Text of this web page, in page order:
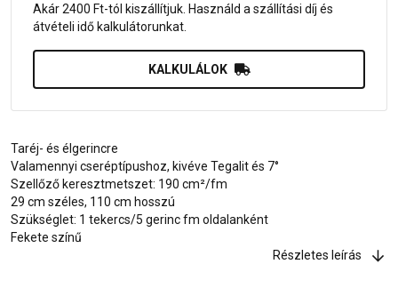
Akár 2400 Ft-tól kiszállítjuk. Használd a szállítási díj és
átvételi idő kalkulátorunkat.
KALKULÁLOK
Taréj- és élgerincre
Valamennyi cseréptípushoz, kivéve Tegalit és 7°
Szellőző keresztmetszet: 190 cm²/fm
29 cm széles, 110 cm hosszú
Szükséglet: 1 tekercs/5 gerinc fm oldalanként
Fekete színű
Részletes leírás